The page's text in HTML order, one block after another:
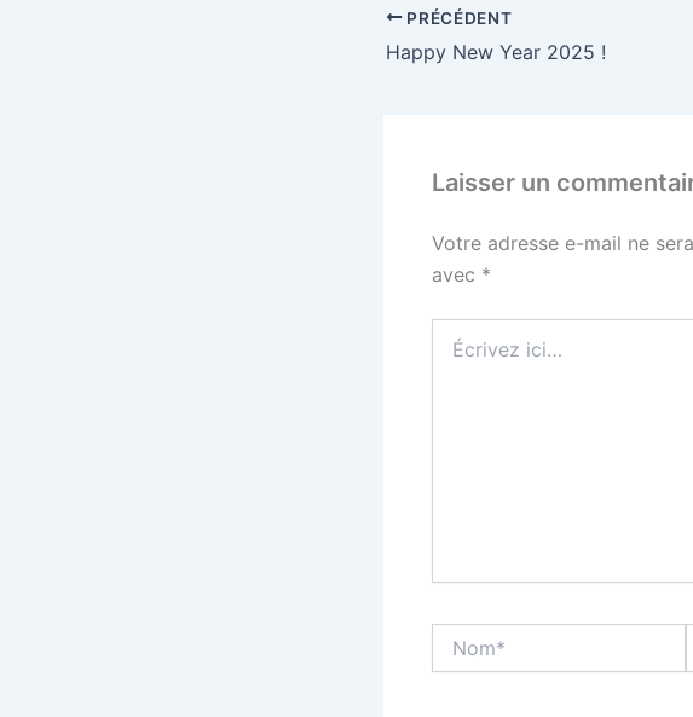
PRÉCÉDENT
Happy New Year 2025 !
Laisser un
Votre adresse e-mail ne
avec *
ici…